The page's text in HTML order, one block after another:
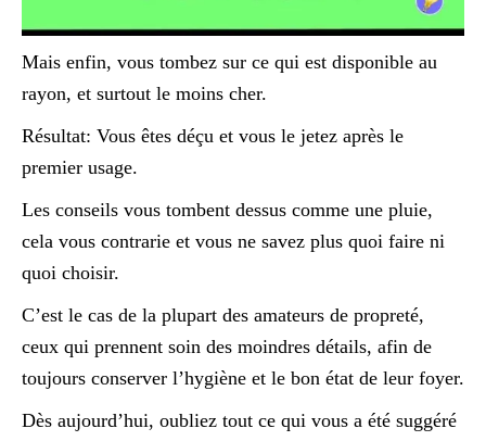
Mais enfin, vous tombez sur ce qui est disponible au
rayon, et surtout le moins cher.
Résultat: Vous êtes déçu et vous le jetez après le
premier usage.
Les conseils vous tombent dessus comme une pluie,
cela vous contrarie et vous ne savez plus quoi faire ni
quoi choisir.
C’est le cas de la plupart des amateurs de propreté,
ceux qui prennent soin des moindres détails, afin de
toujours conserver l’hygiène et le bon état de leur foyer.
Dès aujourd’hui, oubliez tout ce qui vous a été suggéré